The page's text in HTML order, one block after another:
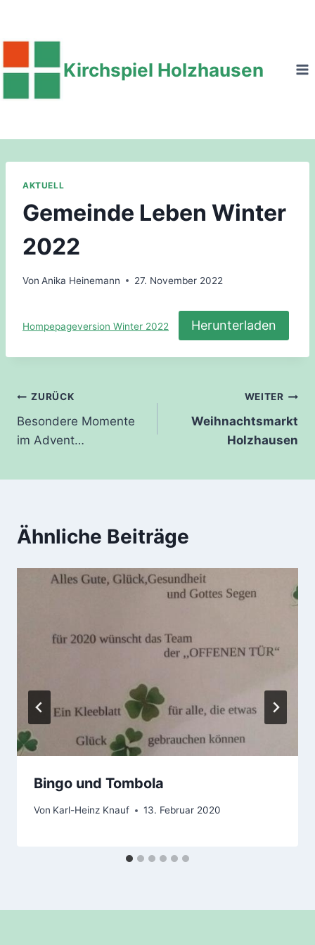
springen
Kirchspiel Holzhausen
AKTUELL
Gemeinde Leben Winter
2022
Von Anika Heinemann 27. November 2022
Hompepageversion Winter 2022 Herunterladen
Beitragsnavigation
ZURÜCK
Besondere Momente
im Advent…
WEITER
Weihnachtsmarkt
Holzhausen
Ähnliche Beiträge
Bingo und Tombola
Von Karl-Heinz Knauf 13. Februar 2020